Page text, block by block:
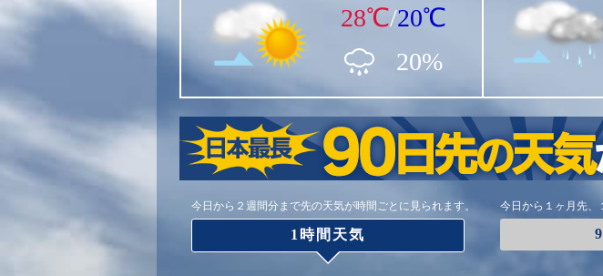
28℃/20℃
20%
今日から２週間分まで先の天気が時間ごとに見られます。
1時間天気
今日から１ヶ月先、